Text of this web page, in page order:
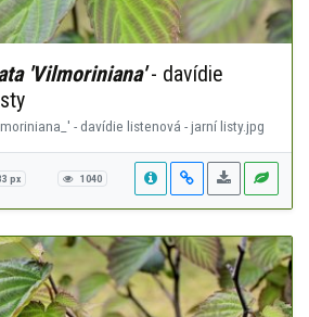
'Vilmoriniana'- davídie
- davídie listenová - jarní listy.jpg
px 1040